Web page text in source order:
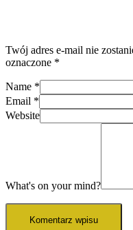
Twój adres e-mail nie
oznaczone *
Name *
Email *
Website
What's on your mind?